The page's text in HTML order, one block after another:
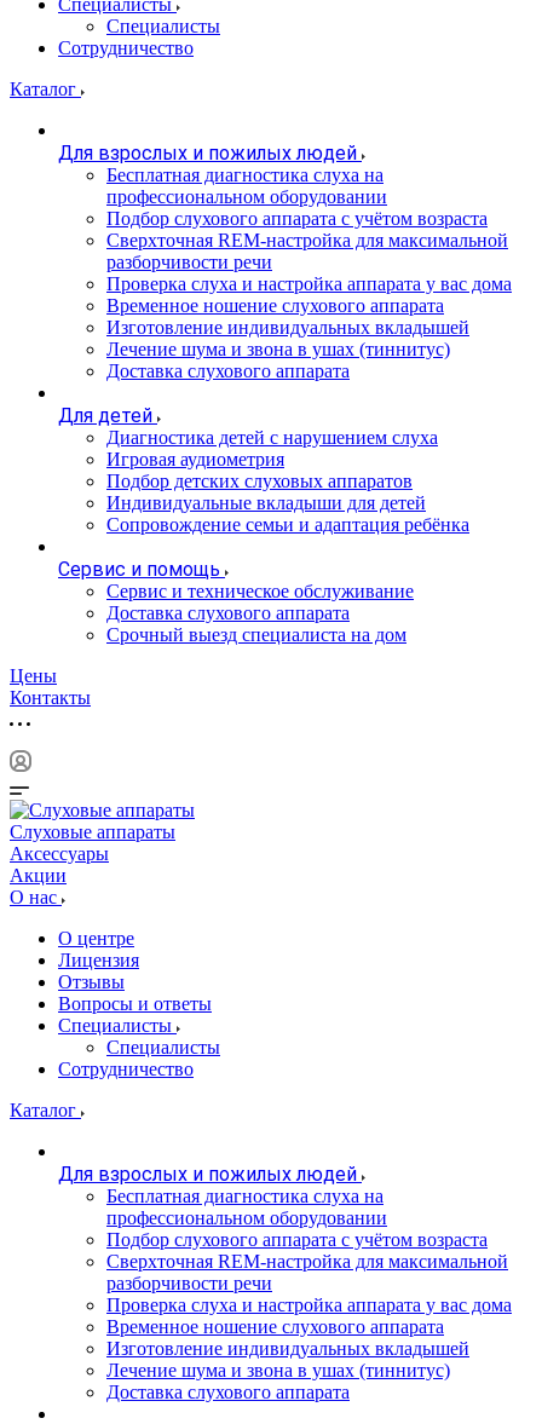
Специалисты
Специалисты
Сотрудничество
Каталог
Для взрослых и пожилых людей
Бесплатная диагностика слуха на
профессиональном оборудовании
Подбор слухового аппарата с учётом возраста
Сверхточная REM-настройка для максимальной
разборчивости речи
Проверка слуха и настройка аппарата у вас дома
Временное ношение слухового аппарата
Изготовление индивидуальных вкладышей
Лечение шума и звона в ушах (тиннитус)
Доставка слухового аппарата
Для детей
Диагностика детей с нарушением слуха
Игровая аудиометрия
Подбор детских слуховых аппаратов
Индивидуальные вкладыши для детей
Сопровождение семьи и адаптация ребёнка
Сервис и помощь
Сервис и техническое обслуживание
Доставка слухового аппарата
Срочный выезд специалиста на дом
Цены
Контакты
Слуховые аппараты
Аксессуары
Акции
О нас
О центре
Лицензия
Отзывы
Вопросы и ответы
Специалисты
Специалисты
Сотрудничество
Каталог
Для взрослых и пожилых людей
Бесплатная диагностика слуха на
профессиональном оборудовании
Подбор слухового аппарата с учётом возраста
Сверхточная REM-настройка для максимальной
разборчивости речи
Проверка слуха и настройка аппарата у вас дома
Временное ношение слухового аппарата
Изготовление индивидуальных вкладышей
Лечение шума и звона в ушах (тиннитус)
Доставка слухового аппарата